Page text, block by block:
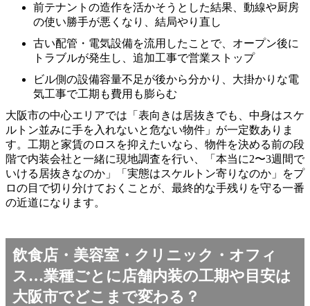
前テナントの造作を活かそうとした結果、動線や厨房
の使い勝手が悪くなり、結局やり直し
古い配管・電気設備を流用したことで、オープン後に
トラブルが発生し、追加工事で営業ストップ
ビル側の設備容量不足が後から分かり、大掛かりな電
気工事で工期も費用も膨らむ
大阪市の中心エリアでは「表向きは居抜きでも、中身はスケ
ルトン並みに手を入れないと危ない物件」が一定数ありま
す。工期と家賃のロスを抑えたいなら、物件を決める前の段
階で内装会社と一緒に現地調査を行い、「本当に2〜3週間で
いける居抜きなのか」「実態はスケルトン寄りなのか」をプ
ロの目で切り分けておくことが、最終的な手残りを守る一番
の近道になります。
飲食店・美容室・クリニック・オフィ
ス…業種ごとに店舗内装の工期や目安は
大阪市でどこまで変わる？